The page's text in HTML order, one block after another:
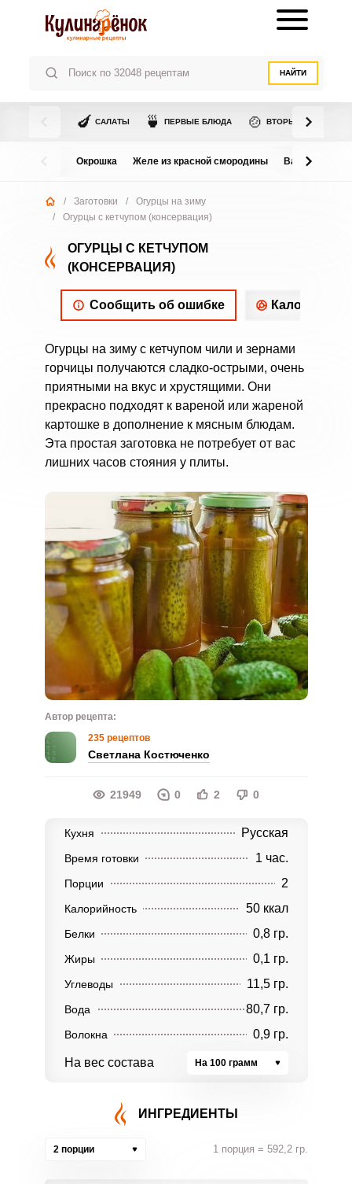
НАЙТИ
🍆 САЛАТЫ 🍵 ПЕРВЫЕ БЛЮДА 🍲 ВТОРЫЕ БЛЮДА
Окрошка Желе из красной смородины Варенье из
/ Заготовки /
Огурцы на зиму
/
Огурцы с кетчупом (консервация)
ОГУРЦЫ С КЕТЧУПОМ
(КОНСЕРВАЦИЯ)
Сообщить об ошибке
Огурцы на зиму с кетчупом чили и зернами
горчицы получаются сладко-острыми, очень
приятными на вкус и хрустящими. Они
прекрасно подходят к вареной или жареной
картошке в дополнение к мясным блюдам.
Эта простая заготовка не потребует от вас
лишних часов стояния у плиты.
Автор рецепта:
235 рецептов
Светлана Костюченко
21949 0 2 0
Кухня Русская
Время готовки 1 час.
Порции 2
Калорийность 50 ккал
Белки 0,8 гр.
Жиры 0,1 гр.
Углеводы 11,5 гр.
Вода 80,7 гр.
Волокна 0,9 гр.
На вес состава На 100 грамм
ИНГРЕДИЕНТЫ
2 порции 1 порция = 592,2 гр.